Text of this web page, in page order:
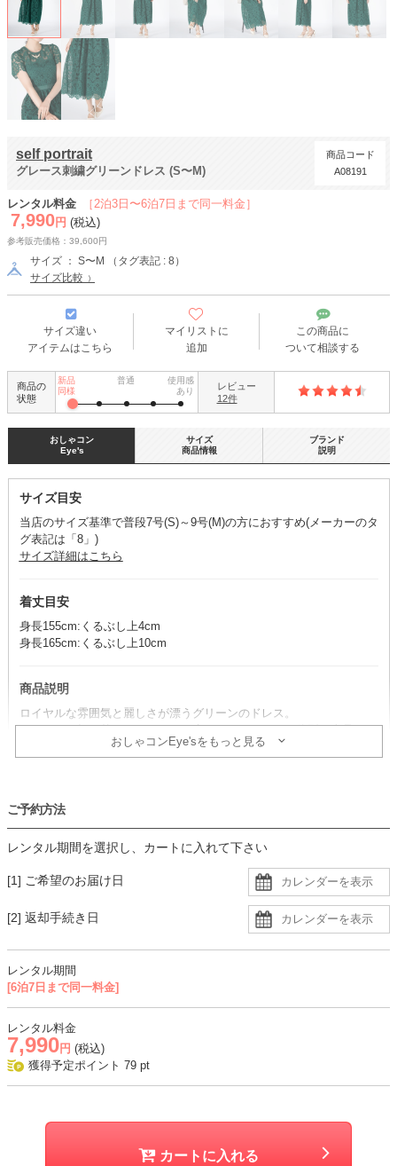
self portrait
グレース刺繍グリーンドレス (S〜M)
商品コード
A08191
［2泊3日〜6泊7日まで同一料金］
レンタル料金
7,990 円 (税込)
参考販売価格：39,600円
サイズ ： S〜M （タグ表記 : 8）
サイズ比較
サイズ違い
アイテムはこちら
マイリストに
追加
この商品に
ついて相談する
商品の
状態
新品
同様
普通
使用感
あり
レビュー
12件
おしゃコン
Eye's
サイズ目安
当店のサイズ基準で普段7号(S)～9号(M)の方におすすめ(メーカーのタ
グ表記は「8」)
サイズ詳細はこちら
着丈目安
身長155cm:くるぶし上4cm
身長165cm:くるぶし上10cm
商品説明
ロイヤルな雰囲気と麗しさが漂うグリーンのドレス。
ウエストの切り替えからふんわり広がるスカートが、体型を上品にカ
バーしてくれる一着です。おしゃコンEye'sをもっと見る
合わせる小物は、淡い色でまとめると華やかさをキープできておすす
仕上げにパールのネックレスを合わせれば、エレガントなお呼ばれス
透け感があるので、肩紐のないインナーを着用すると安心です。
・レース生地に同色裏地の二枚重ねで、デコルテと背中、袖に透け感
あり
※生地の切り替え部分があるため、ファスナーの開閉時に引っかかり
が生じることがあります。
おすすめシーン
結婚式、二次会、謝恩会、成人式、同窓会、パーティー、女子会など
サイズ
商品情報
ブランド
説明
ご予約方法
レンタル期間を選択し、カートに入れて下さい
[1] ご希望のお届け日
[2] 返却手続き日
レンタル期間
[6泊7日まで同一料金]
レンタル料金
7,990 円 (税込)
獲得予定ポイント 79 pt
カートに入れる